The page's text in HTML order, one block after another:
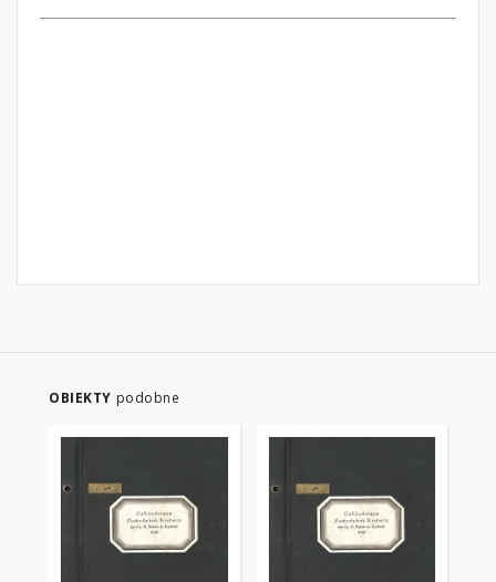
OBIEKTY podobne